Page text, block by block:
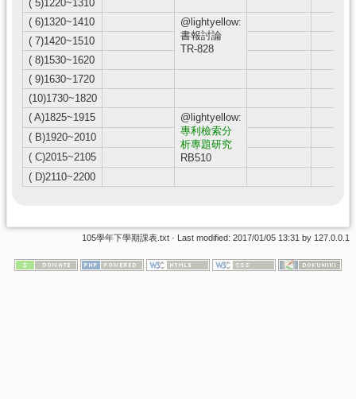
( 5)1220~1310
( 6)1320~1410
@lightyellow:
書報討論
TR-828
( 7)1420~1510
( 8)1530~1620
( 9)1630~1720
(10)1730~1820
( A)1825~1915
@lightyellow:
專利檢索分
析專題研究
RB510
( B)1920~2010
( C)2015~2105
( D)2110~2200
105學年下學期課表.txt · Last modified: 2017/01/05 13:31 by 127.0.0.1